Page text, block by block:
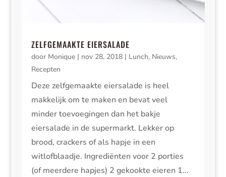
ZELFGEMAAKTE EIERSALADE
door Monique| nov 28, 2018| Lunch, Nieuws,
Recepten
Deze zelfgemaakte eiersalade is heel
makkelijk om te maken en bevat veel
minder toevoegingen dan het bakje
eiersalade in de supermarkt. Lekker op
brood, crackers of als hapje in een
witlofblaadje. Ingrediënten voor 2 porties
(of meerdere hapjes) 2 gekookte eieren 1...